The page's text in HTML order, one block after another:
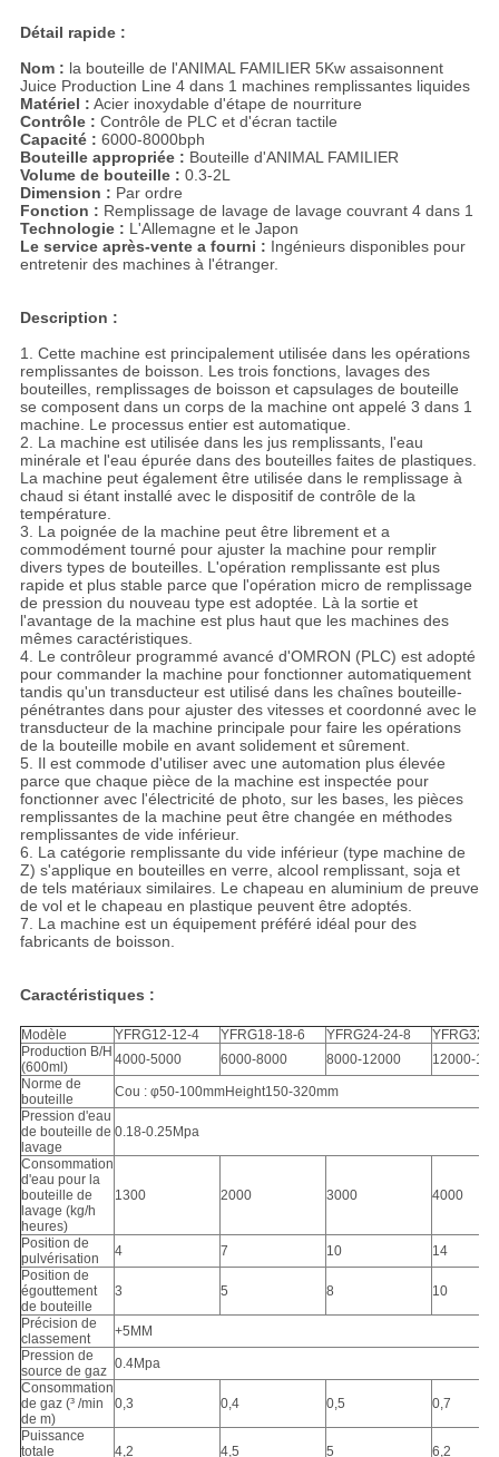
Détail rapide :
Nom : la bouteille de l'ANIMAL FAMILIER 5Kw assaisonnent
Juice Production Line 4 dans 1 machines remplissantes liquides
Matériel : Acier inoxydable d'étape de nourriture
Contrôle : Contrôle de PLC et d'écran tactile
Capacité : 6000-8000bph
Bouteille appropriée : Bouteille d'ANIMAL FAMILIER
Volume de bouteille : 0.3-2L
Dimension : Par ordre
Fonction : Remplissage de lavage de lavage couvrant 4 dans 1
Technologie : L'Allemagne et le Japon
Le service après-vente a fourni : Ingénieurs disponibles pour
entretenir des machines à l'étranger.
Description :
1. Cette machine est principalement utilisée dans les opérations
remplissantes de boisson. Les trois fonctions, lavages des
bouteilles, remplissages de boisson et capsulages de bouteille
se composent dans un corps de la machine ont appelé 3 dans 1
machine. Le processus entier est automatique.
2. La machine est utilisée dans les jus remplissants, l'eau
minérale et l'eau épurée dans des bouteilles faites de plastiques.
La machine peut également être utilisée dans le remplissage à
chaud si étant installé avec le dispositif de contrôle de la
température.
3. La poignée de la machine peut être librement et a
commodément tourné pour ajuster la machine pour remplir
divers types de bouteilles. L'opération remplissante est plus
rapide et plus stable parce que l'opération micro de remplissage
de pression du nouveau type est adoptée. Là la sortie et
l'avantage de la machine est plus haut que les machines des
mêmes caractéristiques.
4. Le contrôleur programmé avancé d'OMRON (PLC) est adopté
pour commander la machine pour fonctionner automatiquement
tandis qu'un transducteur est utilisé dans les chaînes bouteille-
pénétrantes dans pour ajuster des vitesses et coordonné avec le
transducteur de la machine principale pour faire les opérations
de la bouteille mobile en avant solidement et sûrement.
5. Il est commode d'utiliser avec une automation plus élevée
parce que chaque pièce de la machine est inspectée pour
fonctionner avec l'électricité de photo, sur les bases, les pièces
remplissantes de la machine peut être changée en méthodes
remplissantes de vide inférieur.
6. La catégorie remplissante du vide inférieur (type machine de
Z) s'applique en bouteilles en verre, alcool remplissant, soja et
de tels matériaux similaires. Le chapeau en aluminium de preuve
de vol et le chapeau en plastique peuvent être adoptés.
7. La machine est un équipement préféré idéal pour des
fabricants de boisson.
Caractéristiques :
Modèle YFRG12-12-4 YFRG18-18-6 YFRG24-24-8
YFRG32-
Production B/H
(600ml)
4000-5000 6000-8000 8000-12000
12000-
Norme de
bouteille
Cou : φ50-100mmHeight150-320mm
Pression d'eau
de bouteille de
lavage
0.18-0.25Mpa
Consommation
d'eau pour la
bouteille de
lavage (kg/h
heures)
1300 2000 3000 4000
Position de
pulvérisation
4 7 10
14
Position de
égouttement
de bouteille
3 5 8 10
Précision de
classement
+5MM
Pression de
source de gaz 0.4Mpa
Consommation
de gaz (³ /min
de m)
0,3 0,4 0,5 0,7
Puissance
totale
4,2 4,5 5 6,2